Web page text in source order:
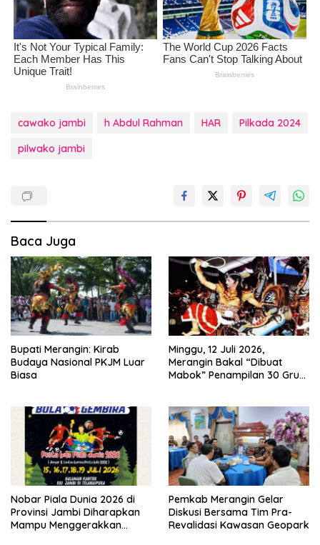
cawako jambi h Abdul Rahman HAR
Pilkada 2024
pilwako jambi
Baca Juga
Bupati Merangin: Kirab
Budaya Nasional PKJM Luar
Biasa
Minggu, 12 Juli 2026,
Merangin Bakal “Dibuat
Mabok” Penampilan 30 Grup
Nobar Piala Dunia 2026 di
Provinsi Jambi Diharapkan
Mampu Menggerakkan
Pemkab Merangin Gelar
Diskusi Bersama Tim Pra-
Revalidasi Kawasan Geopark